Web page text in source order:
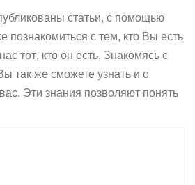
статьи, с помощью
познакомиться с тем, кто Вы есть
тот, кто он есть. Знакомясь с
так же сможете узнать и о
Эти знания позволяют понять